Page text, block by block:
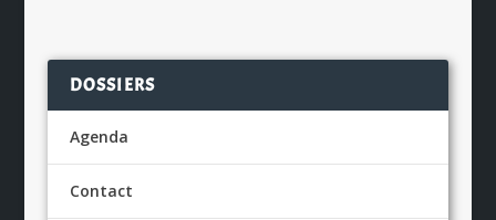
DOSSIERS
Agenda
Contact